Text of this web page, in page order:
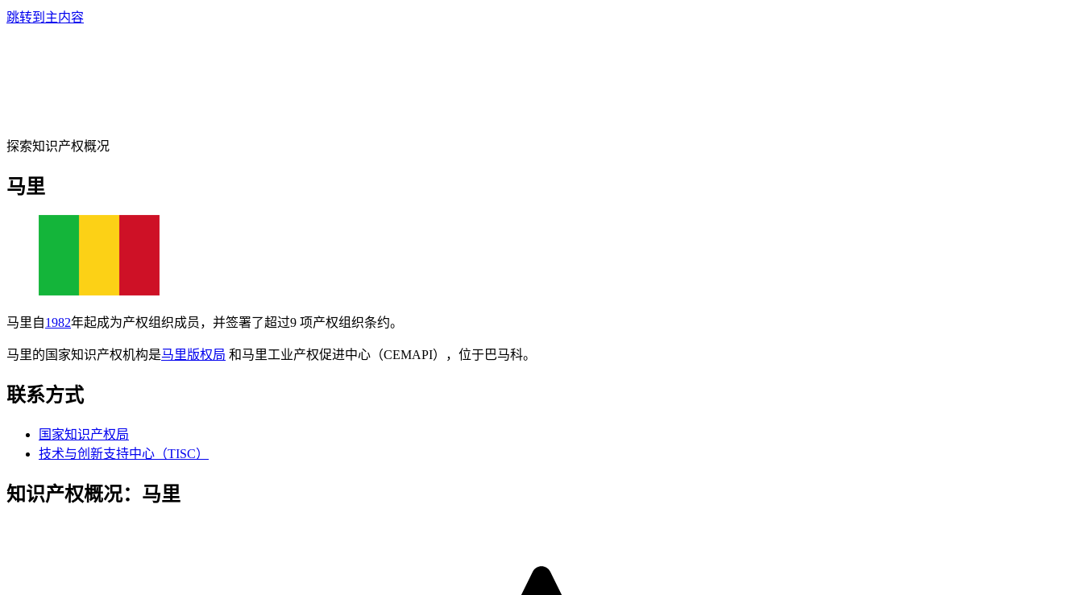
跳转到主内容
探索知识产权概况
马里
马里自1982年起成为产权组织成员，并签署了超过9 项产权组织条约。
马里的国家知识产权机构是马里版权局 和马里工业产权促进中心（CEMAPI），位于巴马科。
联系方式
国家知识产权局
技术与创新支持中心（TISC）
知识产权概况：马里